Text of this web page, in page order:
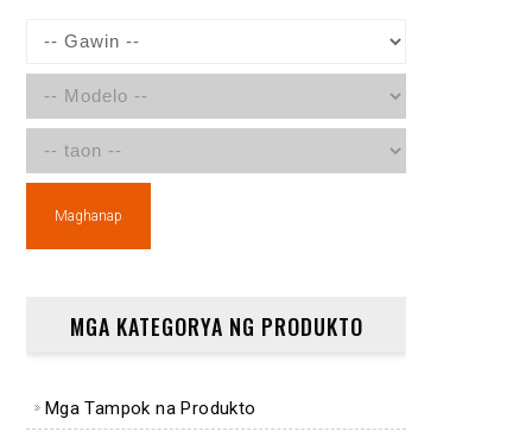
Maghanap
MGA KATEGORYA NG PRODUKTO
Mga Tampok na Produkto